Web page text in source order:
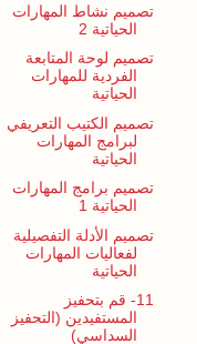
تصميم نشاط المهارات
الحياتية 2
تصميم لوحة المتابعة
الفردية للمهارات
الحياتية
تصميم الكتيب التعريفي
لبرامج المهارات
الحياتية
تصميم برامج المهارات
الحياتية 1
تصميم الأدلة التفصيلية
لفعاليات المهارات
الحياتية
11- قم بتحفيز
المستفيدين (التحفيز
السداسي)